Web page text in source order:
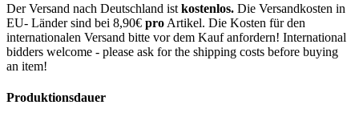
Der Versand nach Deutschland ist kostenlos. Die Versandkosten in
EU- Länder sind bei 8,90€ pro Artikel. Die Kosten für den
internationalen Versand bitte vor dem Kauf anfordern! International
bidders welcome - please ask for the shipping costs before buying
an item!
Produktionsdauer